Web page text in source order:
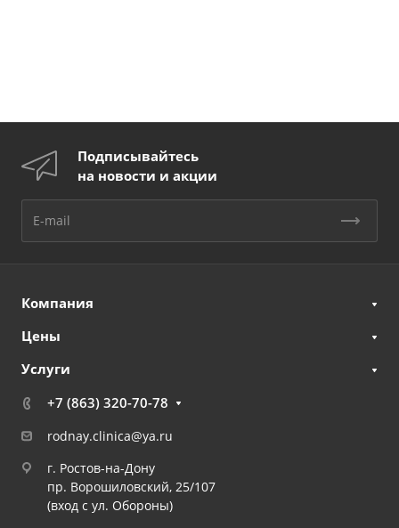
Подписывайтесь
на новости и акции
Компания
Цены
Услуги
+7 (863) 320-70-78
rodnay.clinica@ya.ru
г. Ростов-на-Дону
пр. Ворошиловский, 25/107
(вход с ул. Обороны)